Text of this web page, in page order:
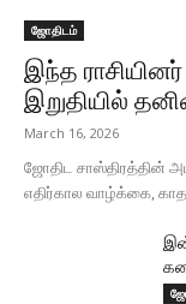
ஜோதிடம்
இந்த
இறுதியில்
March 16, 2026
ஜோதிட சாஸ்திரத்தின்
எதிர்கால வாழ்க்கை,